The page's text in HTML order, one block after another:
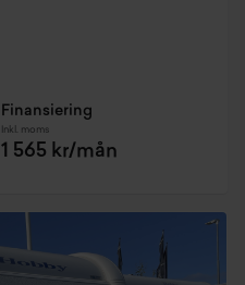
Finansiering
Inkl. moms
1 565 kr/mån